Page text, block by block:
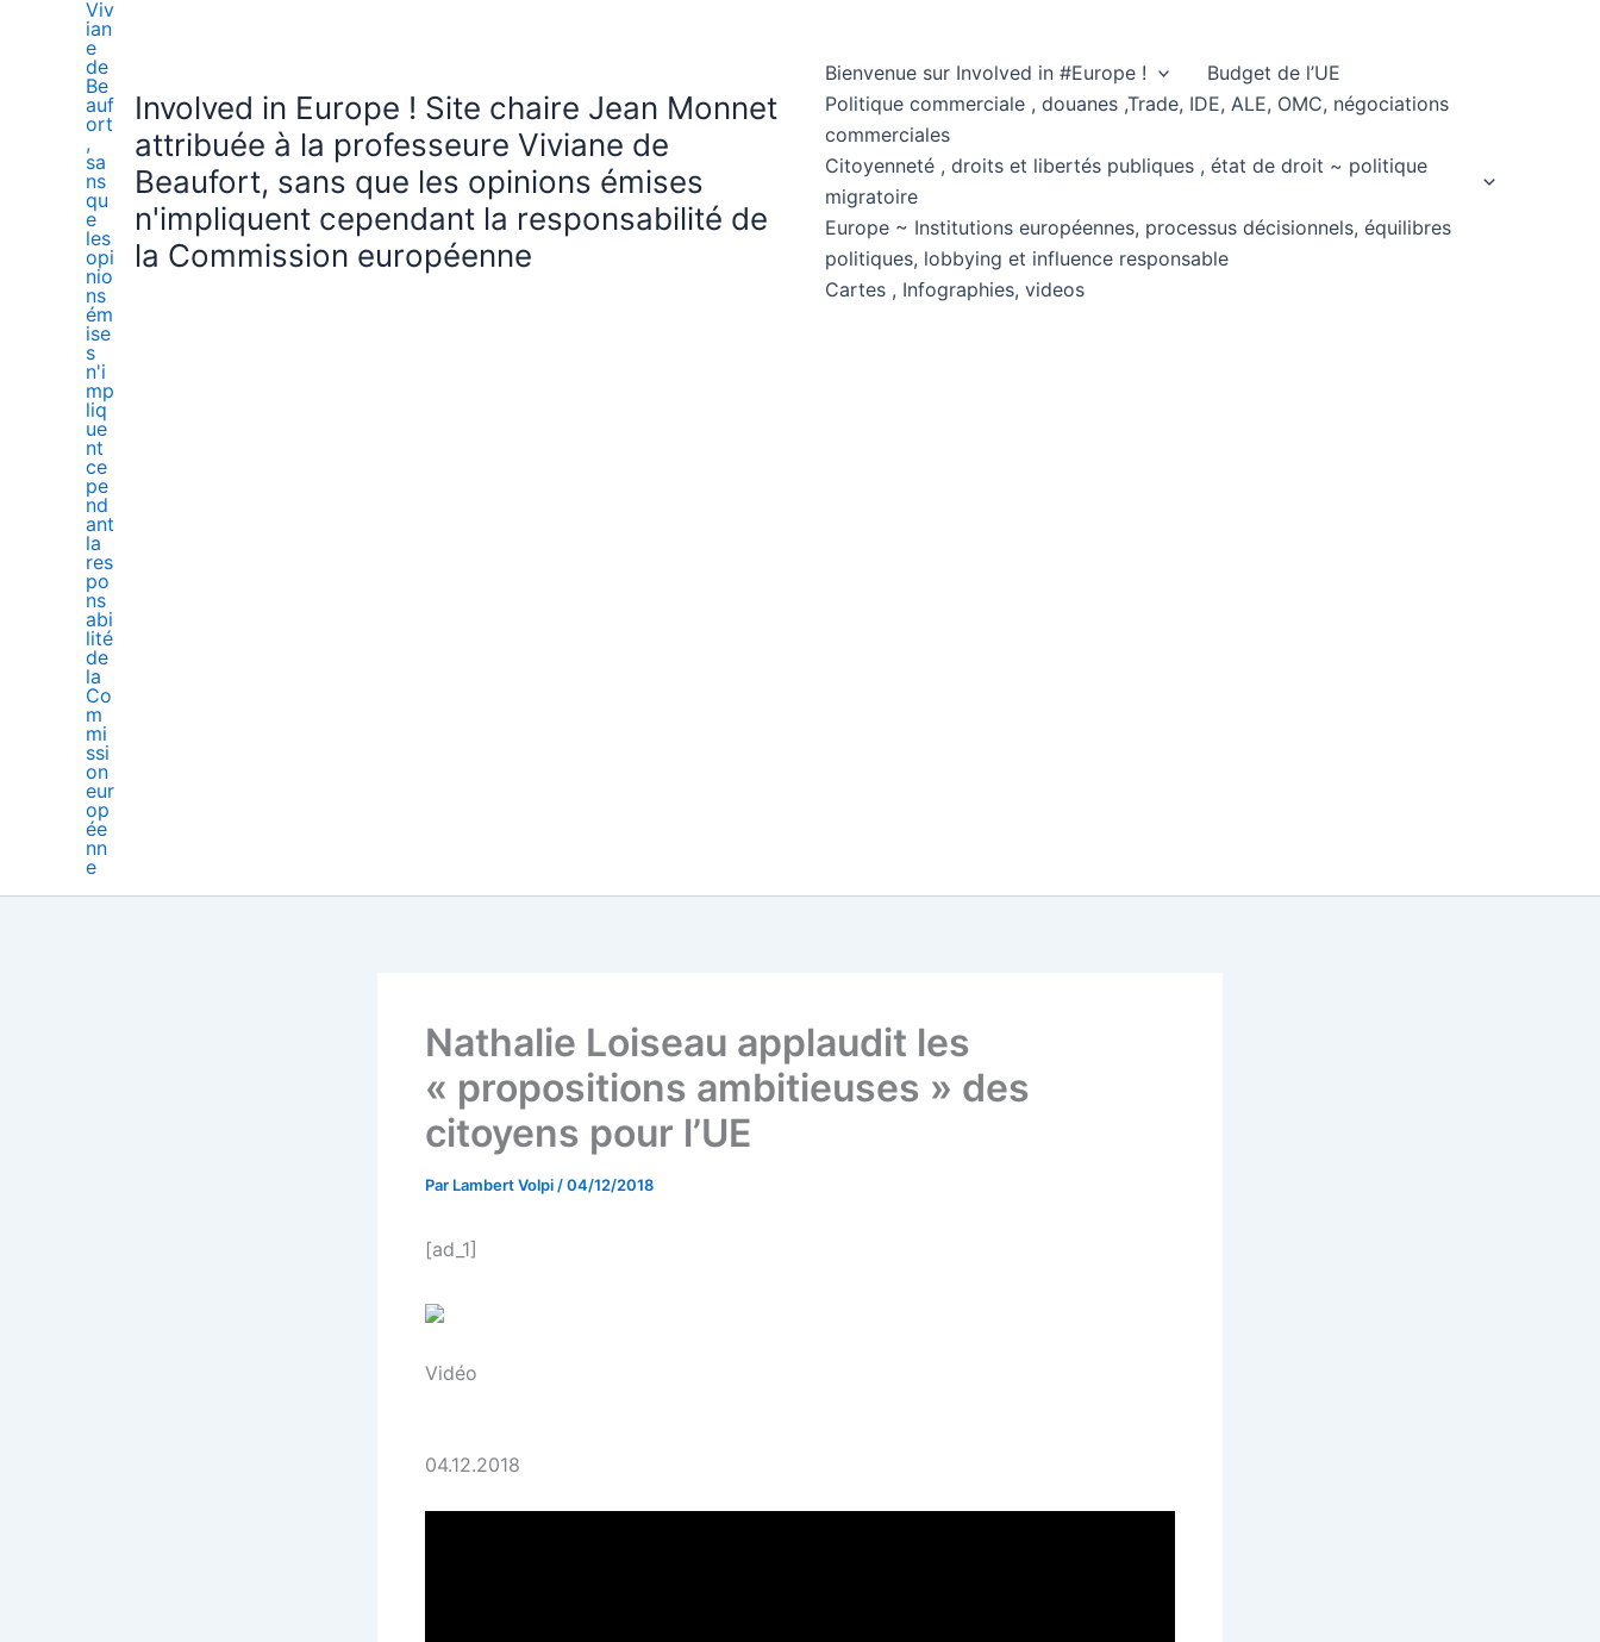
Involved in Europe ! Site chaire Jean Monnet
attribuée à la professeure Viviane de
Beaufort, sans que les opinions émises
n'impliquent cependant la responsabilité de
la Commission européenne
Bienvenue sur Involved in #Europe !
Budget de l’UE
Politique commerciale , douanes ,Trade, IDE, ALE, OMC, négociations
commerciales
Citoyenneté , droits et libertés publiques , état de droit ~ politique
migratoire
Europe ~ Institutions européennes, processus décisionnels, équilibres
politiques, lobbying et influence responsable
Cartes , Infographies, videos
Nathalie Loiseau applaudit les
« propositions ambitieuses » des
citoyens pour l’UE
Par Lambert Volpi /04/12/2018
[ad_1]
Vidéo
04.12.2018